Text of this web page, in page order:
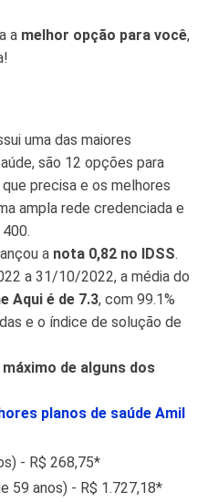
a melhor opção para você,
uma das maiores
são 12 opções para
precisa e os melhores
ampla rede credenciada e
a nota 0,82 no IDSS.
a 31/10/2022, a média do
Aqui é de 7.3, com 99.1%
e o índice de solução de
de alguns dos
planos de saúde Amil
- R$ 268,75*
59 anos) - R$ 1.727,18*